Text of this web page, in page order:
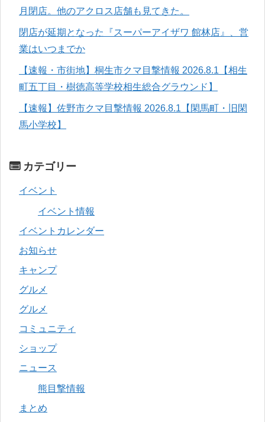
月閉店。他のアクロス店舗も見てきた。
閉店が延期となった『スーパーアイザワ 館林店』、営
業はいつまでか
【速報・市街地】桐生市クマ目撃情報 2026.8.1【相生
町五丁目・樹徳高等学校相生総合グラウンド】
【速報】佐野市クマ目撃情報 2026.8.1【閑馬町・旧閑
馬小学校】
カテゴリー
イベント
イベント情報
イベントカレンダー
お知らせ
キャンプ
グルメ
グルメ
コミュニティ
ショップ
ニュース
熊目撃情報
まとめ